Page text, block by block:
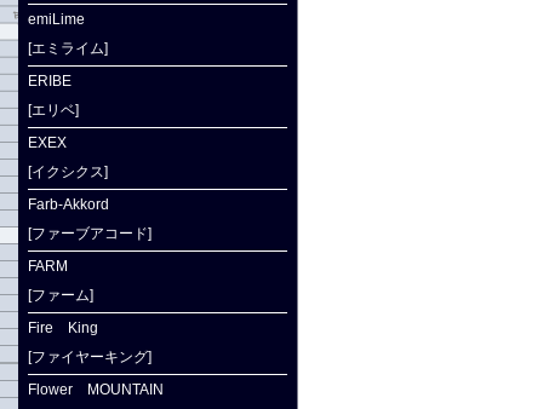
emiLime
[エミライム]
ERIBE
[エリベ]
EXEX
[イクシクス]
Farb-Akkord
[ファーブアコード]
FARM
[ファーム]
Fire King
[ファイヤーキング]
Flower MOUNTAIN